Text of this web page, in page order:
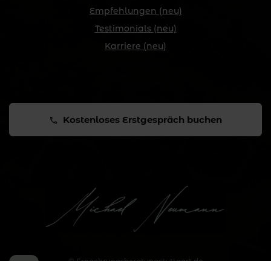
Empfehlungen (neu)
Testimonials (neu)
Karriere (neu)
Kostenloses Erstgespräch buchen